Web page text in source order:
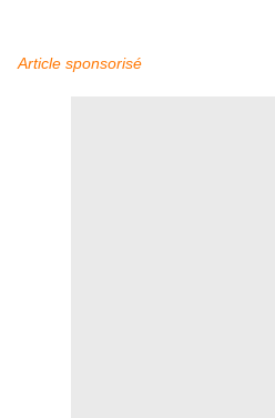
Article sponsorisé